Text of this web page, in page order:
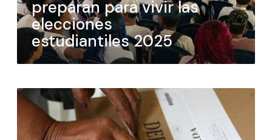
preparan para vivir las
elecciones
estudiantiles 2025